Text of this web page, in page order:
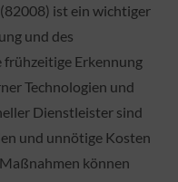
ist ein wichtiger
und des
Erkennung
Technologien und
Dienstleister sind
und unnötige Kosten
können